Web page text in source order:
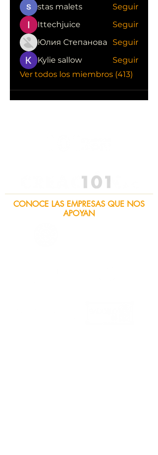
stas malets
Seguir
Ittechjuice
Seguir
Юлия Степанова
Seguir
Kylie sallow
Seguir
Ver todos los miembros (413)
CONOCE LAS EMPRESAS QUE NOS
APOYAN